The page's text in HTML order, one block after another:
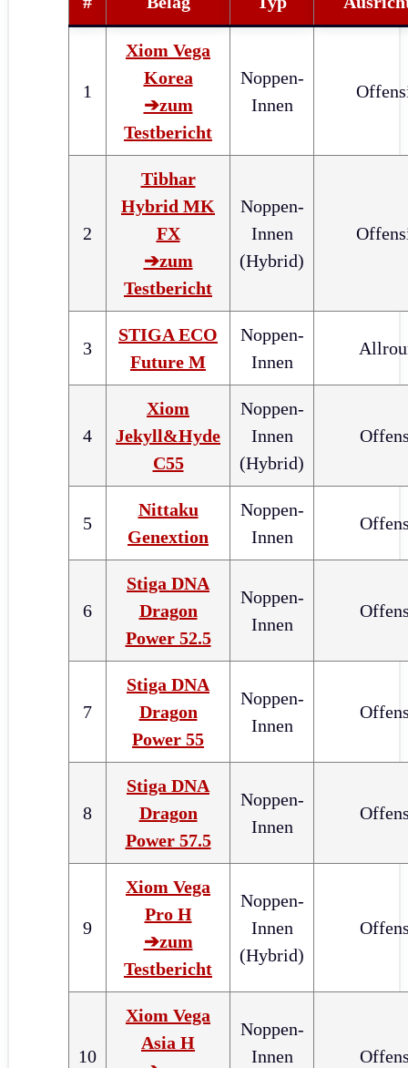
1
Xiom Vega
Korea
➔zum
Testbericht
Noppen-
Innen
2
Tibhar
Hybrid MK
FX
➔zum
Testbericht
Noppen-
Innen
(Hybrid)
3
STIGA ECO
Future M
Noppen-
Innen
4
Xiom
Jekyll&Hyde
C55
Noppen-
Innen
(Hybrid)
5
Nittaku
Genextion
Noppen-
Innen
6
Stiga DNA
Dragon
Power 52.5
Noppen-
Innen
7
Stiga DNA
Dragon
Power 55
Noppen-
Innen
8
Stiga DNA
Dragon
Power 57.5
Noppen-
Innen
9
Xiom Vega
Pro H
➔zum
Testbericht
Noppen-
Innen
(Hybrid)
10
Xiom Vega
Asia H
Noppen-
Innen